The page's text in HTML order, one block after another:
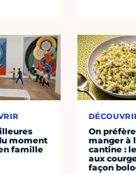
moment
famille
On préfère
manger à
cantine :
aux
façon